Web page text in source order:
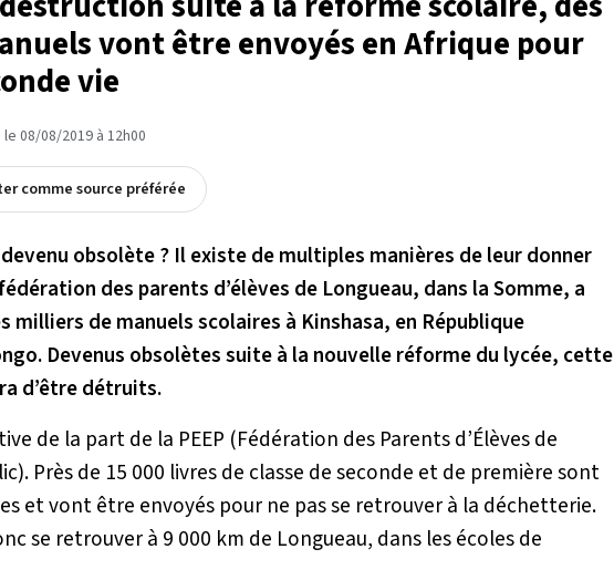
vont être envoyés en Afrique pour
vie
08/08/2019 à 12h00
comme source préférée
obsolète ? Il existe de multiples manières de leur donner
des parents d’élèves de Longueau, dans la Somme, a
milliers de manuels scolaires à Kinshasa, en République
Devenus obsolètes suite à la nouvelle réforme du lycée, cette
d’être détruits.
de la part de la PEEP (Fédération des Parents d’Élèves de
Près de 15 000 livres de classe de seconde et de première sont
et vont être envoyés pour ne pas se retrouver à la déchetterie.
se retrouver à 9 000 km de Longueau, dans les écoles de